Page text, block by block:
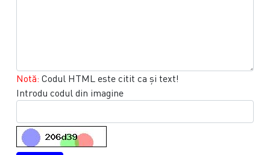
Notă: Codul HTML este citit ca şi text!
Introdu codul din imagine